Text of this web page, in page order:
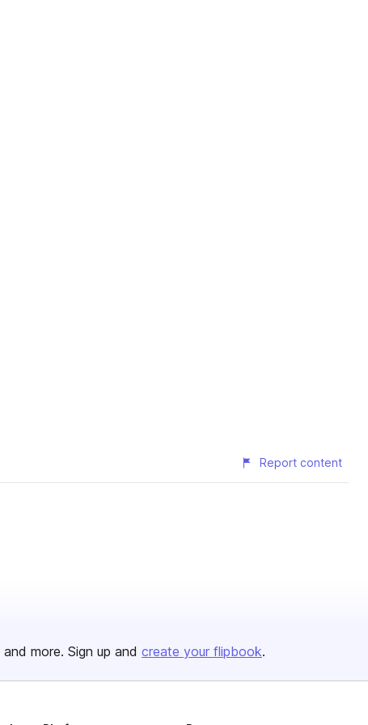
Report content
and more. Sign up and create your flipbook.